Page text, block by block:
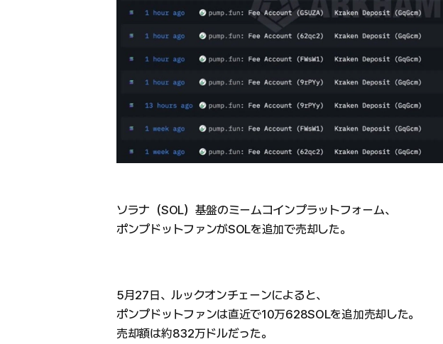
ソラナ（SOL）基盤のミームコインプラットフォーム、
ポンプドットファンがSOLを追加で売却した。
5月27日、ルックオンチェーンによると、
ポンプドットファンは直近で10万628SOLを追加売却した。
売却額は約832万ドルだった。